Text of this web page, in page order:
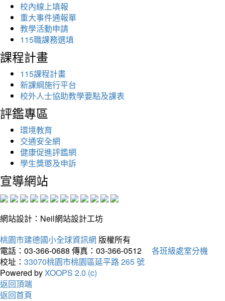
校內線上填報
重大事件通報單
教學活動申請
115職課務選填
課程計畫
115課程計畫
新課綱施行平台
校外人士協助教學要點及課表
評鑑專區
環境教育
交通安全網
健康促進評鑑網
學生獎懲及申訴
宣導網站
網站設計：Neil網站設計工坊
桃園市建德國小全球資訊網 版權所有
電話：03-366-0688 傳真：03-366-0512
各班級處室分機
校址： 33070桃園市桃園區延平路 265 號
Powered byXOOPS 2.0 (c)
返回頂端
返回首頁